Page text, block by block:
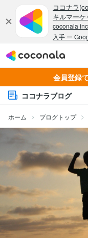
会員登録
ココナラブログ
ホーム ブログトップ